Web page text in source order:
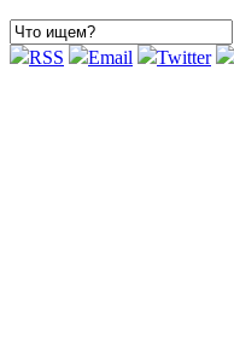
RSS Email Twitter